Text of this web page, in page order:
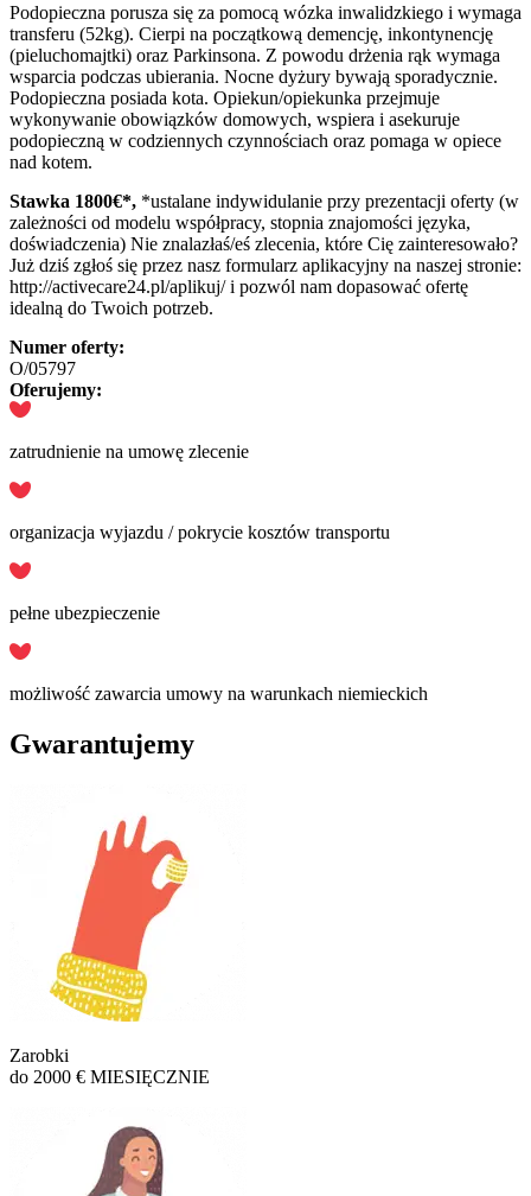
Podopieczna porusza się za pomocą wózka inwalidzkiego i wymaga
transferu (52kg). Cierpi na początkową demencję, inkontynencję
(pieluchomajtki) oraz Parkinsona. Z powodu drżenia rąk wymaga
wsparcia podczas ubierania. Nocne dyżury bywają sporadycznie.
Podopieczna posiada kota. Opiekun/opiekunka przejmuje
wykonywanie obowiązków domowych, wspiera i asekuruje
podopieczną w codziennych czynnościach oraz pomaga w opiece
nad kotem.
Stawka 1800€*, *ustalane indywidulanie przy prezentacji oferty (w
zależności od modelu współpracy, stopnia znajomości języka,
doświadczenia) Nie znalazłaś/eś zlecenia, które Cię zainteresowało?
Już dziś zgłoś się przez nasz formularz aplikacyjny na naszej stronie:
http://activecare24.pl/aplikuj/ i pozwól nam dopasować ofertę
idealną do Twoich potrzeb.
Numer oferty:
O/05797
Oferujemy:
zatrudnienie na umowę zlecenie
organizacja wyjazdu / pokrycie kosztów transportu
pełne ubezpieczenie
możliwość zawarcia umowy na warunkach niemieckich
Gwarantujemy
Zarobki
do 2000 € MIESIĘCZNIE